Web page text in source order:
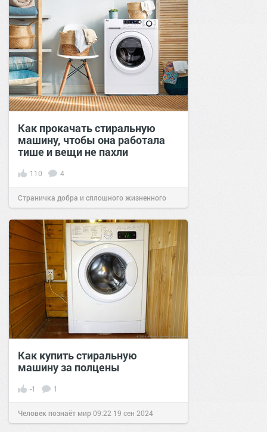
Как прокачать стиральную
машину, чтобы она работала
тише и вещи не пахли
110 4
Страничка добра и сплошного жизненного
позитива!09:0104 апр 2021
Как купить стиральную
машину за полцены
-1 1
Человек познаёт мир09:22 19 сен 2024